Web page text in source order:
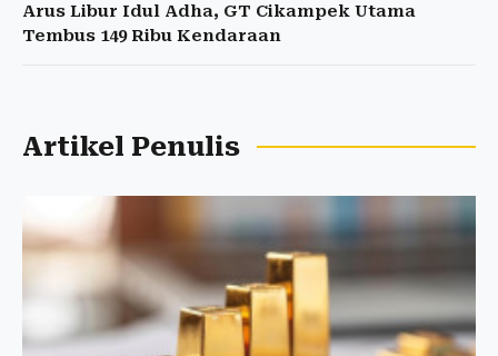
Arus Libur Idul Adha, GT Cikampek Utama
Tembus 149 Ribu Kendaraan
Artikel Penulis